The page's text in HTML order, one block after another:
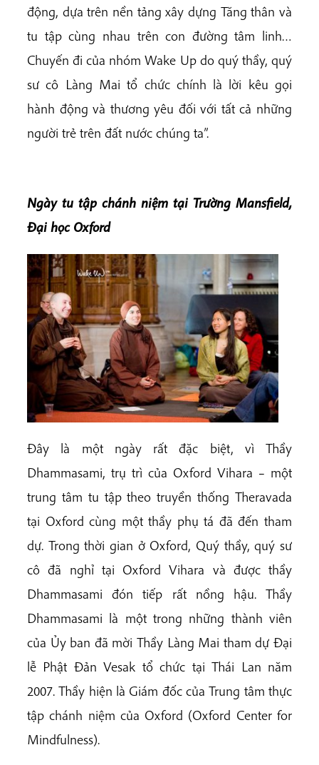
động, dựa trên nền tảng xây dựng Tăng thân và
tu tập cùng nhau trên con đường tâm linh…
Chuyến đi của nhóm Wake Up do quý thầy, quý
sư cô Làng Mai tổ chức chính là lời kêu gọi
hành động và thương yêu đối với tất cả những
người trẻ trên đất nước chúng ta”.
Ngày tu tập chánh niệm tại Trường Mansfield,
Đại học Oxford
Đây là một ngày rất đặc biệt, vì Thầy
Dhammasami, trụ trì của Oxford Vihara – một
trung tâm tu tập theo truyền thống Theravada
tại Oxford cùng một thầy phụ tá đã đến tham
dự. Trong thời gian ở Oxford, Quý thầy, quý sư
cô đã nghỉ tại Oxford Vihara và được thầy
Dhammasami đón tiếp rất nồng hậu. Thầy
Dhammasami là một trong những thành viên
của Ủy ban đã mời Thầy Làng Mai tham dự Đại
lễ Phật Đản Vesak tổ chức tại Thái Lan năm
2007. Thầy hiện là Giám đốc của Trung tâm thực
tập chánh niệm của Oxford (Oxford Center for
Mindfulness).